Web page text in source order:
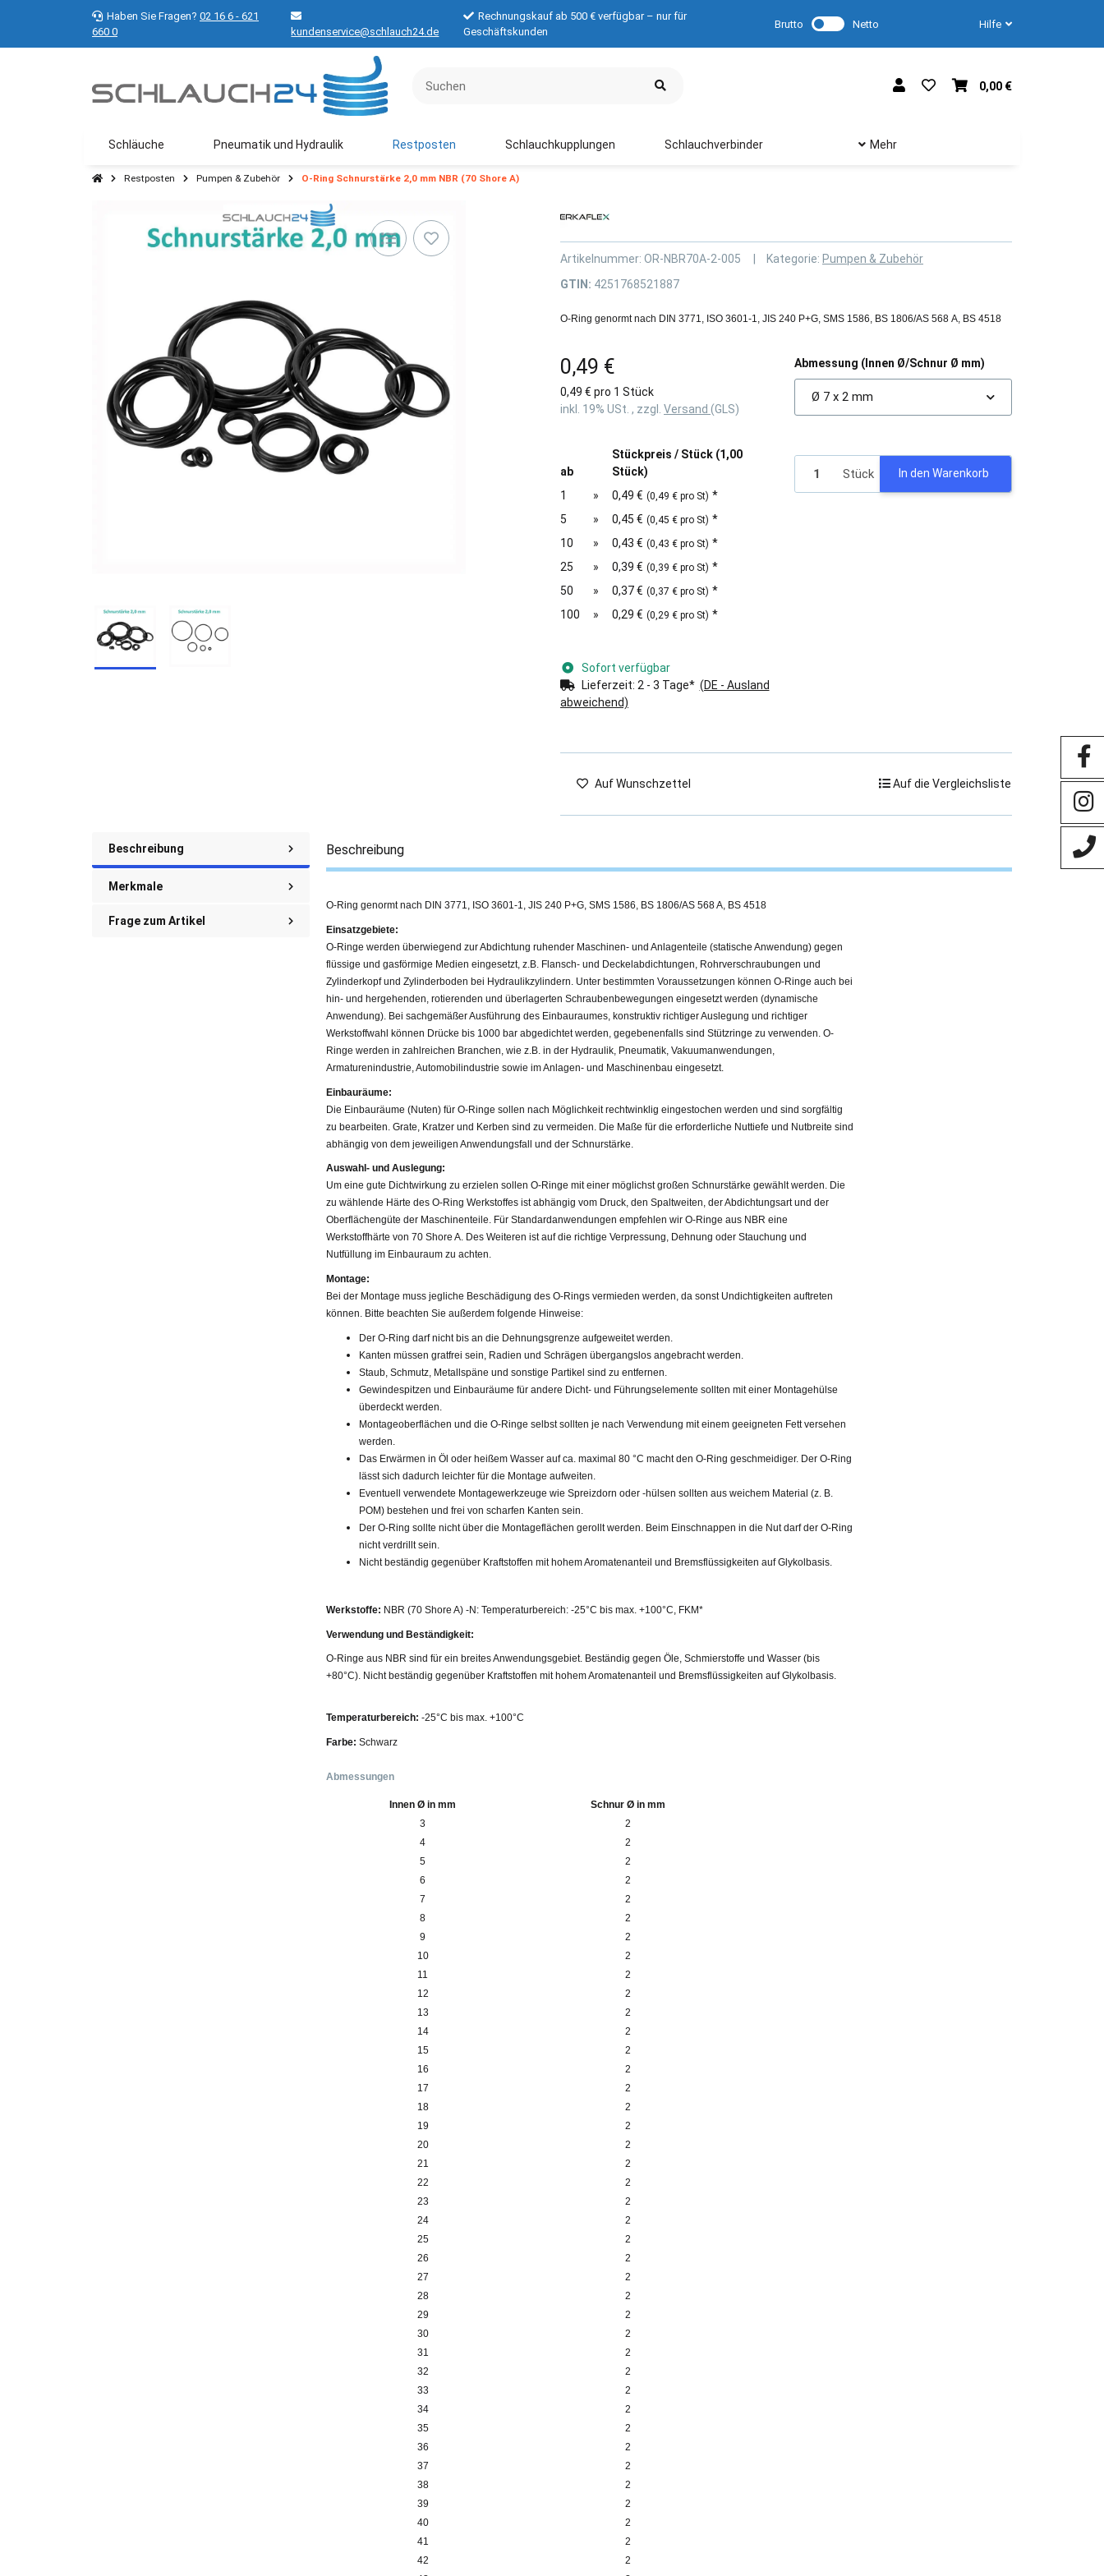
Haben Sie Fragen? 02 16 6 - 621
660 0
kundenservice@schlauch24.de
Rechnungskauf ab 500 € verfügbar – nur für
Geschäftskunden
Brutto Netto Hilfe
0,00 €
Schläuche Pneumatik und Hydraulik Restposten Schlauchkupplungen Schlauchverbinder Mehr
Restposten Pumpen & Zubehör O-Ring Schnurstärke 2,0 mm NBR (70 Shore A)
Artikelnummer: OR-NBR70A-2-005 Kategorie: Pumpen & Zubehör
GTIN: 4251768521887
O-Ring genormt nach DIN 3771, ISO 3601-1, JIS 240 P+G, SMS 1586, BS 1806/AS 568 A, BS 4518
0,49 €
0,49 € pro 1 Stück
inkl. 19% USt. , zzgl. Versand (GLS)
ab
Stückpreis / Stück (1,00
Stück)
1
» 0,49 € (0,49 € pro St) *
5
» 0,45 € (0,45 € pro St) *
10
» 0,43 € (0,43 € pro St) *
25
» 0,39 € (0,39 € pro St) *
50
» 0,37 € (0,37 € pro St) *
100
» 0,29 € (0,29 € pro St) *
Sofort verfügbar
Lieferzeit: 2 - 3 Tage* (DE - Ausland
abweichend)
Abmessung (Innen Ø/Schnur Ø mm)
Ø 7 x 2 mm
Stück In den Warenkorb
Auf Wunschzettel Auf die Vergleichsliste
Beschreibung
Merkmale
Frage zum Artikel
Beschreibung
O-Ring genormt nach DIN 3771, ISO 3601-1, JIS 240 P+G, SMS 1586, BS 1806/AS 568 A, BS 4518
Einsatzgebiete:
O-Ringe werden überwiegend zur Abdichtung ruhender Maschinen- und Anlagenteile (statische Anwendung) gegen
flüssige und gasförmige Medien eingesetzt, z.B. Flansch- und Deckelabdichtungen, Rohrverschraubungen und
Zylinderkopf und Zylinderboden bei Hydraulikzylindern. Unter bestimmten Voraussetzungen können O-Ringe auch bei
hin- und hergehenden, rotierenden und überlagerten Schraubenbewegungen eingesetzt werden (dynamische
Anwendung). Bei sachgemäßer Ausführung des Einbauraumes, konstruktiv richtiger Auslegung und richtiger
Werkstoffwahl können Drücke bis 1000 bar abgedichtet werden, gegebenenfalls sind Stützringe zu verwenden. O-
Ringe werden in zahlreichen Branchen, wie z.B. in der Hydraulik, Pneumatik, Vakuumanwendungen,
Armaturenindustrie, Automobilindustrie sowie im Anlagen- und Maschinenbau eingesetzt.
Einbauräume:
Die Einbauräume (Nuten) für O-Ringe sollen nach Möglichkeit rechtwinklig eingestochen werden und sind sorgfältig
zu bearbeiten. Grate, Kratzer und Kerben sind zu vermeiden. Die Maße für die erforderliche Nuttiefe und Nutbreite sind
abhängig von dem jeweiligen Anwendungsfall und der Schnurstärke.
Auswahl- und Auslegung:
Um eine gute Dichtwirkung zu erzielen sollen O-Ringe mit einer möglichst großen Schnurstärke gewählt werden. Die
zu wählende Härte des O-Ring Werkstoffes ist abhängig vom Druck, den Spaltweiten, der Abdichtungsart und der
Oberflächengüte der Maschinenteile. Für Standardanwendungen empfehlen wir O-Ringe aus NBR eine
Werkstoffhärte von 70 Shore A. Des Weiteren ist auf die richtige Verpressung, Dehnung oder Stauchung und
Nutfüllung im Einbauraum zu achten.
Montage:
Bei der Montage muss jegliche Beschädigung des O-Rings vermieden werden, da sonst Undichtigkeiten auftreten
können. Bitte beachten Sie außerdem folgende Hinweise:
Der O-Ring darf nicht bis an die Dehnungsgrenze aufgeweitet werden.
Kanten müssen gratfrei sein, Radien und Schrägen übergangslos angebracht werden.
Staub, Schmutz, Metallspäne und sonstige Partikel sind zu entfernen.
Gewindespitzen und Einbauräume für andere Dicht- und Führungselemente sollten mit einer Montagehülse
überdeckt werden.
Montageoberflächen und die O-Ringe selbst sollten je nach Verwendung mit einem geeigneten Fett versehen
werden.
Das Erwärmen in Öl oder heißem Wasser auf ca. maximal 80 °C macht den O-Ring geschmeidiger. Der O-Ring
lässt sich dadurch leichter für die Montage aufweiten.
Eventuell verwendete Montagewerkzeuge wie Spreizdorn oder -hülsen sollten aus weichem Material (z. B.
POM) bestehen und frei von scharfen Kanten sein.
Der O-Ring sollte nicht über die Montageflächen gerollt werden. Beim Einschnappen in die Nut darf der O-Ring
nicht verdrillt sein.
Nicht beständig gegenüber Kraftstoffen mit hohem Aromatenanteil und Bremsflüssigkeiten auf Glykolbasis.
Werkstoffe: NBR (70 Shore A) -N: Temperaturbereich: -25°C bis max. +100°C, FKM*
Verwendung und Beständigkeit:
O-Ringe aus NBR sind für ein breites Anwendungsgebiet. Beständig gegen Öle, Schmierstoffe und Wasser (bis
+80°C). Nicht beständig gegenüber Kraftstoffen mit hohem Aromatenanteil und Bremsflüssigkeiten auf Glykolbasis.
Temperaturbereich: -25°C bis max. +100°C
Farbe: Schwarz
Abmessungen
Innen Ø in mm
Schnur Ø in mm
3
2
4
2
5
2
6
2
7
2
8
2
9
2
10
2
11
2
12
2
13
2
14
2
15
2
16
2
17
2
18
2
19
2
20
2
21
2
22
2
23
2
24
2
25
2
26
2
27
2
28
2
29
2
30
2
31
2
32
2
33
2
34
2
35
2
36
2
37
2
38
2
39
2
40
2
41
2
42
2